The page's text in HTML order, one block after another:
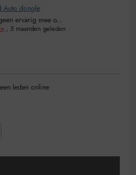
Auto dongle
ervarig mee o...
, 5 maanden geleden
leden online